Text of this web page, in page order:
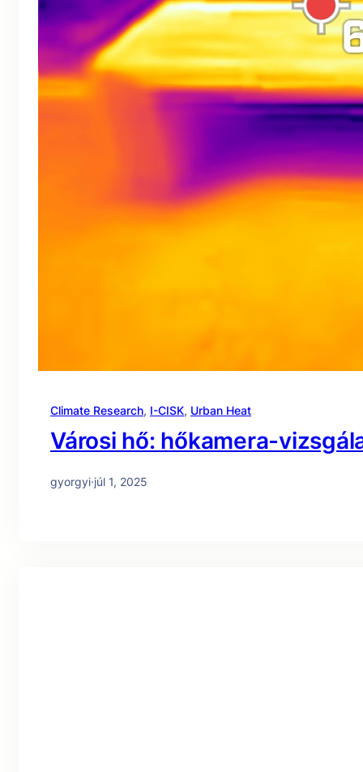
Climate Research, I-CISK, Urban Heat
Városi hő: hőkamera-
gyorgyi·júl 1, 2025